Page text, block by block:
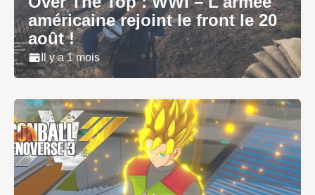
américaine rejoint le front le 20
août !
Il y a 1 mois